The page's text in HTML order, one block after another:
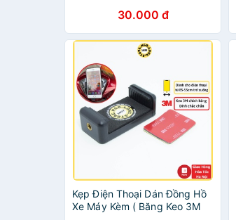
30.000 đ
Kẹp Điện Thoại Dán Đồng Hồ
Xe Máy Kèm ( Băng Keo 3M